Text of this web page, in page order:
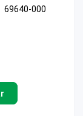
69640-000